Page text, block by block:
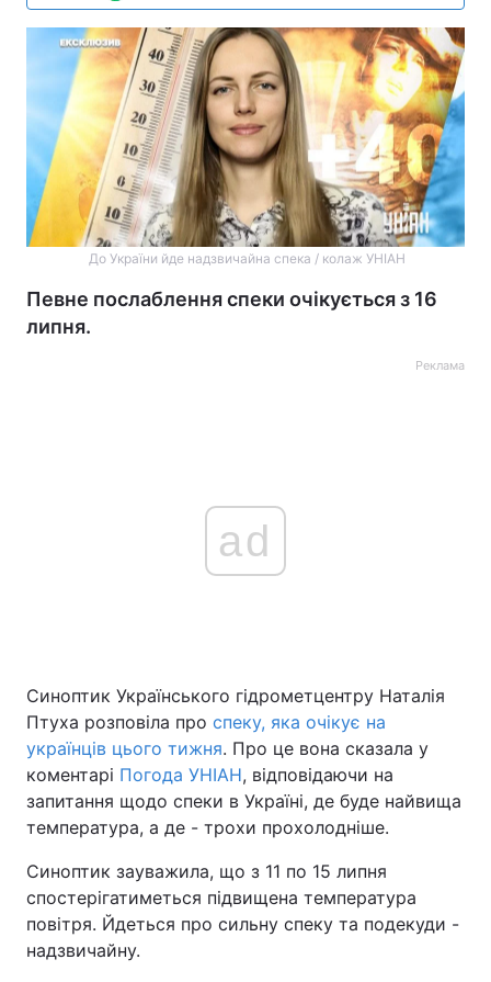
До України йде надзвичайна спека / колаж УНІАН
Певне послаблення спеки очікується з 16
липня.
Реклама
ad
Синоптик Українського гідрометцентру Наталія
Птуха розповіла про спеку, яка очікує на
українців цього тижня. Про це вона сказала у
коментарі Погода УНІАН, відповідаючи на
запитання щодо спеки в Україні, де буде найвища
температура, а де - трохи прохолодніше.
Синоптик зауважила, що з 11 по 15 липня
спостерігатиметься підвищена температура
повітря. Йдеться про сильну спеку та подекуди -
надзвичайну.